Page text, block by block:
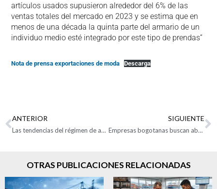
artículos usados supusieron alrededor del 6% de las
ventas totales del mercado en 2023 y se estima que en
menos de una década la quinta parte del armario de un
individuo medio esté integrado por este tipo de prendas”
Nota de prensa exportaciones de moda Descarga
ANTERIOR
Las tendencias del régimen de aduanas en el 2025
SIGUIENTE
Empresas bogotanas buscan abrirse camino en el mercado automotor y aeroespacial de México
OTRAS PUBLICACIONES RELACIONADAS